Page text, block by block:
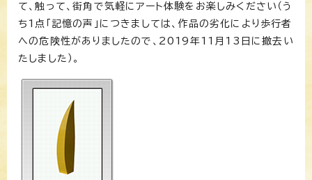
て、触って、街角で気軽にアート体験をお楽しみください（う
ち1点「記憶の声」につきましては、作品の劣化により歩行者
への危険性がありましたので、2019年11月13日に撤去い
たしました）。